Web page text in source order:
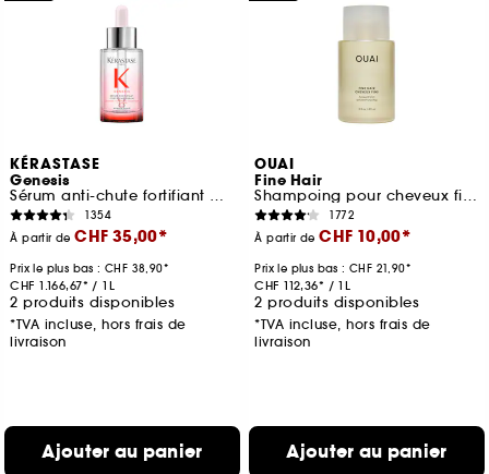
KÉRASTASE
Genesis
Sérum anti-chute fortifiant pour cheveux affinés et fragiles
1354
À partir deCHF 35,00
Prix le plus bas :CHF 38,90
CHF 1.166,67 / 1L
2 produits disponibles
*TVA incluse, hors frais de
livraison
Ajouter au panier
OUAI
Fine Hair
Shampoing pour cheveux fins
1772
À partir deCHF 10,00
Prix le plus bas :CHF 21,90
CHF 112,36 / 1L
2 produits disponibles
*TVA incluse, hors frais de
livraison
Ajouter au panier